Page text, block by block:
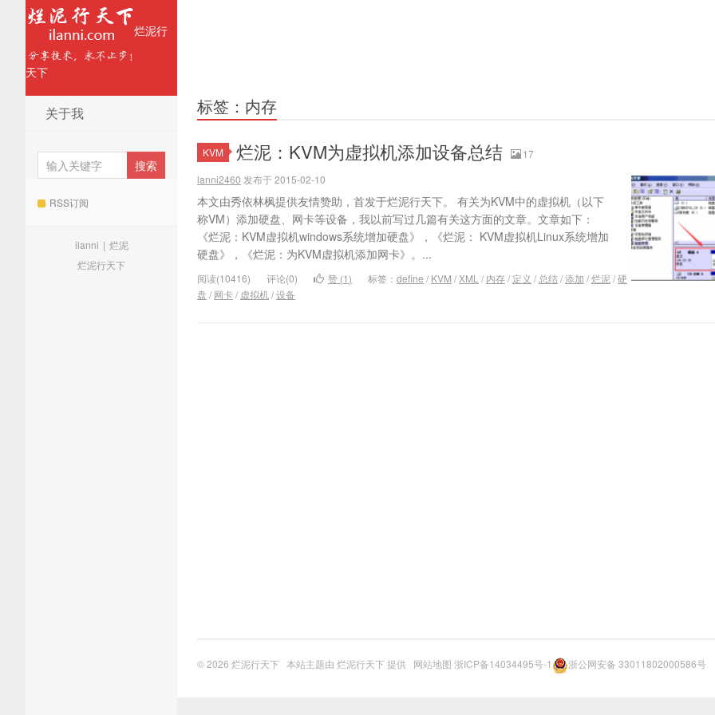
烂泥行
天下
关于我
RSS订阅
ilanni | 烂泥
烂泥行天下
标签：内存
KVM 烂泥：KVM为虚拟机添加设备总结
17
lanni2460 发布于 2015-02-10
本文由秀依林枫提供友情赞助，首发于烂泥行天下。 有关为KVM中的虚拟机（以下
称VM）添加硬盘、网卡等设备，我以前写过几篇有关这方面的文章。文章如下：
《烂泥：KVM虚拟机windows系统增加硬盘》，《烂泥： KVM虚拟机Linux系统增加
硬盘》，《烂泥：为KVM虚拟机添加网卡》。...
阅读(10416) 评论(0) 赞 (1) 标签： define / KVM / XML / 内存/ 定义 / 总结/添加 /烂泥/硬
盘 / 网卡/ 虚拟机/设备
© 2026 烂泥行天下 本站主题由 烂泥行天下提供 网站地图 浙ICP备14034495号-1 浙公网安备 33011802000586号